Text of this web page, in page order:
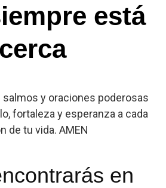
está
cerca
y oraciones poderosas
fortaleza y esperanza a cada
de tu vida. AMEN
en